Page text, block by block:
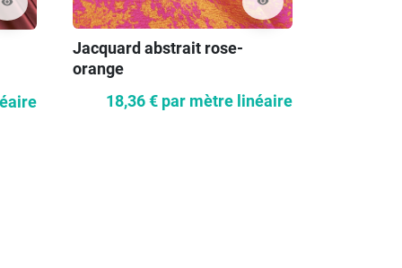
Jacquard abstrait rose-
orange
18,36 € par mètre linéaire